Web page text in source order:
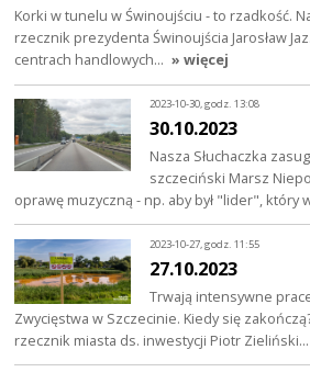
Korki w tunelu w Świnoujściu - to rzadkość.
rzecznik prezydenta Świnoujścia Jarosław
centrach handlowych… » więcej
2023-10-30, godz. 13:08
30.10.2023
Nasza Słuchaczka
szczeciński Marsz
oprawę muzyczną - np. aby był "lider", który
2023-10-27, godz. 11:55
27.10.2023
Trwają intensywne
Zwycięstwa w Szczecinie. Kiedy się
rzecznik miasta ds. inwestycji Piotr Zieliński…